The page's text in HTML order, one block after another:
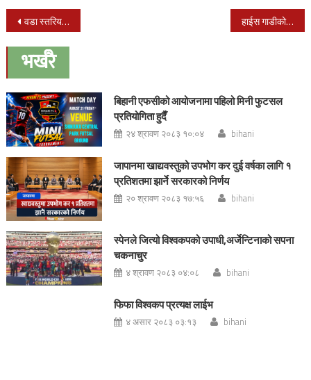
Post
navigation
वडा स्तरिय क्रिकेट प्रतियोगितामा वडा नं.३ र २३ विजयी हाईस गाडीको ठक्करबाट एकजना बृद्ध महिला सिकिस्त घाईते
भर्खरै
बिहानी एफसीको आयोजनामा पहिलो मिनी फुटसल
प्रतियोगिता हुदैँ
२४ श्रावण २०८३ १०:०४ bihani
जापानमा खाद्यवस्तुको उपभोग कर दुई वर्षका लागि १
प्रतिशतमा झार्ने सरकारको निर्णय
२० श्रावण २०८३ १७:५६ bihani
स्पेनले जित्यो विश्वकपको उपाधी,अर्जेन्टिनाको सपना
चकनाचुर
४ श्रावण २०८३ ०४:०८ bihani
फिफा विश्वकप प्रत्यक्ष लाईभ
४ असार २०८३ ०३:१३ bihani